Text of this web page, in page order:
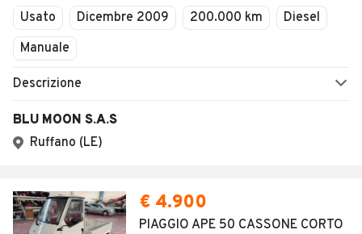
Usato Dicembre 2009 200.000 km
Diesel
Manuale
Descrizione
BLU MOON S.A.S
Ruffano (LE)
€ 4.900
PIAGGIO APE 50 CASSONE CORTO